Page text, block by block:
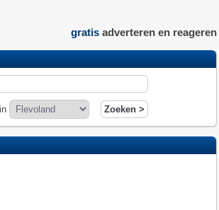
gratisadverteren en reageren
in